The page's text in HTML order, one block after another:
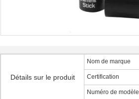
Détails sur le produit
Nom de marque
Certification
Numéro de modèle